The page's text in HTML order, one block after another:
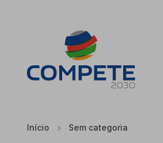
Início Sem categoria